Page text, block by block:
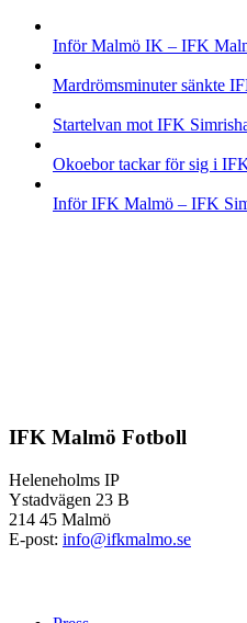
Inför Malmö IK – IFK
Mardrömsminuter sänkte
Startelvan mot IFK
Okoebor tackar för sig i
Inför IFK Malmö – IFK
IFK Malmö Fotboll
Heleneholms IP
Ystadvägen 23 B
214 45 Malmö
E-post: info@ifkmalmo.se